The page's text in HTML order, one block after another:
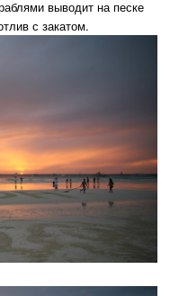
выводит на песке
с закатом.